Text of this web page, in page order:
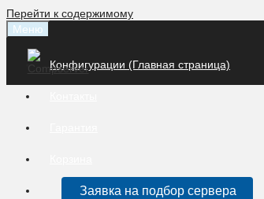
Перейти к содержимому
Меню
Конфигурации (Главная страница)
Заявка на подбор сервера